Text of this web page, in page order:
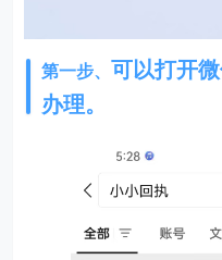
第一步、 可以打开
办理。